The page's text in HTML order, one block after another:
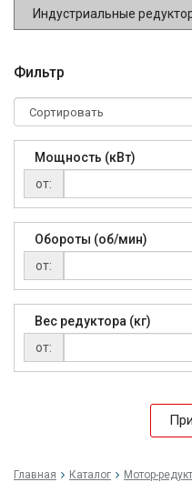
Индустриальные
Фильтр
Мощность (кВт)
от:
Обороты (об/мин)
от:
Вес редуктора (кг)
от:
Главная Каталог Мотор-